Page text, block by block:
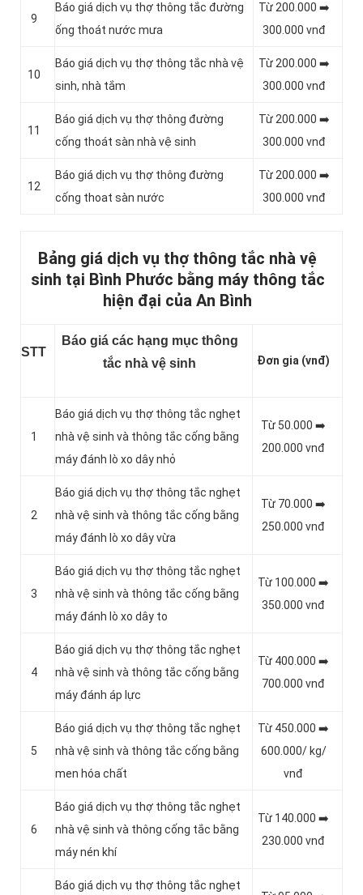
9
Báo giá dịch vụ thợ thông tắc đường
ống thoát nước mưa
Từ 200.000 ➡️
300.000 vnđ
10
Báo giá dịch vụ thợ thông tắc nhà vệ
sinh, nhà tắm
Từ 200.000 ➡️
300.000 vnđ
11
Báo giá dịch vụ thợ thông đường
cống thoát sàn nhà vệ sinh
Từ 200.000 ➡️
300.000 vnđ
12
Báo giá dịch vụ thợ thông đường
cống thoat sàn nước
Từ 200.000 ➡️
300.000 vnđ
Bảng giá dịch vụ thợ thông tắc nhà vệ
sinh tại Bình Phước bằng máy thông tắc
hiện đại của An Bình
STT
Báo giá các hạng mục thông
tắc nhà vệ sinh
Đơn gia (vnđ)
1
Báo giá dịch vụ thợ thông tắc nghẹt
nhà vệ sinh và thông tắc cống bằng
máy đánh lò xo dây nhỏ
Từ 50.000 ➡️
200.000 vnđ
2
Báo giá dịch vụ thợ thông tắc nghẹt
nhà vệ sinh và thông tắc cống bằng
máy đánh lò xo dây vừa
Từ 70.000 ➡️
250.000 vnđ
3
Báo giá dịch vụ thợ thông tắc nghẹt
nhà vệ sinh và thông tắc cống bằng
máy đánh lò xo dây to
Từ 100.000 ➡️
350.000 vnđ
4
Báo giá dịch vụ thợ thông tắc nghẹt
nhà vệ sinh và thông tắc cống bằng
máy đánh áp lực
Từ 400.000 ➡️
700.000 vnđ
5
Báo giá dịch vụ thợ thông tắc nghẹt
nhà vệ sinh và thông tắc cống bằng
men hóa chất
Từ 450.000 ➡️
600.000/ kg/
vnđ
6
Báo giá dịch vụ thợ thông tắc nghẹt
nhà vệ sinh và thông cống tắc bằng
máy nén khí
Từ 140.000 ➡️
230.000 vnđ
Báo giá dịch vụ thợ thông tắc nghẹt